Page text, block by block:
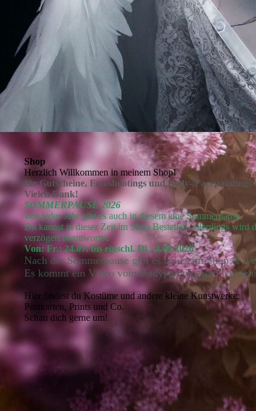
Shop
Herzlich Willkommen in meinem Shop!
für Gutscheine, Fotoshootings und Body-/
Vielen Dank!
SOMMERPAUSE 2026
Wie jedes Jahr gibt es auch in diesem eine Sommerpause.
Du kannst in dieser Zeit im Shop Bestellen, allerdings wird
verzögert beantwortet.
Von: Fr.: 24.07. bis einschl. Di.: 4.08.2026
Nach der Sommerpause gibt es neues im Shop &
Es kommt ein Video vom Bodypainting und ich
Hier findest du Kostüme und andere kleine Kunstwerke:
Postkarten, Prints und Co.
Schau dich gerne um!